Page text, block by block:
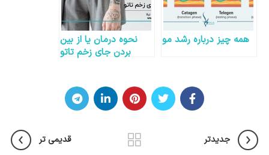
همه چیز درباره رشد مو
نحوه درمان یا از بین
بردن جای زخم تاتو
جدیدتر قدیمی تر